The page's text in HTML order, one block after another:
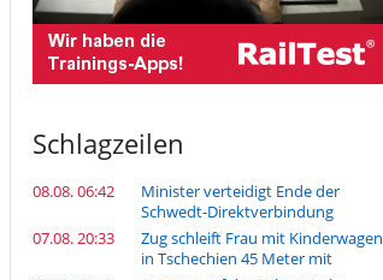
Schlagzeilen
08.08. 06:42
Minister verteidigt Ende der
Schwedt-Direktverbindung
07.08. 20:33
Zug schleift Frau mit Kinderwagen
in Tschechien 45 Meter mit